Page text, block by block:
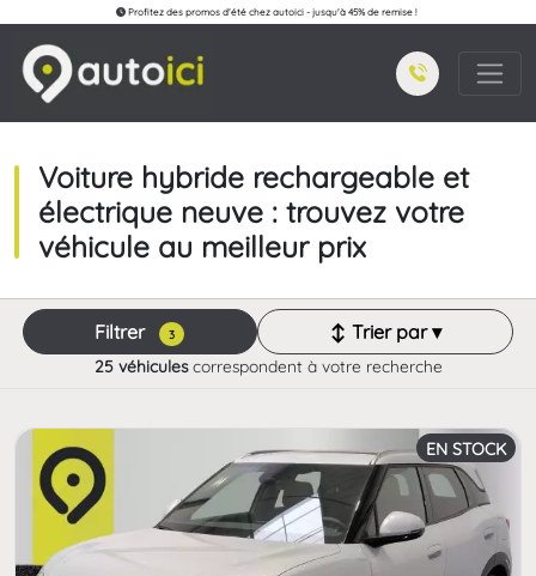
Profitez des promos d'été chez autoici - jusqu'à 45% de remise !
Voiture hybride rechargeable et
électrique neuve : trouvez votre
véhicule au meilleur prix
Filtrer 3 ↕ Trier par ▾
25 véhiculescorrespondent à votre recherche
EN STOCK